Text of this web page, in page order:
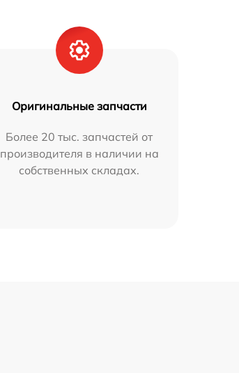
Оригинальные запчасти
Более 20 тыс. запчастей от
производителя в наличии на
собственных складах.